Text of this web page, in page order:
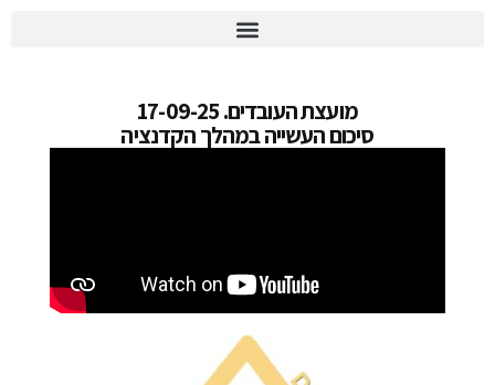
מועצת העובדים. 17-09-25
סיכום העשייה במהלך הקדנציה